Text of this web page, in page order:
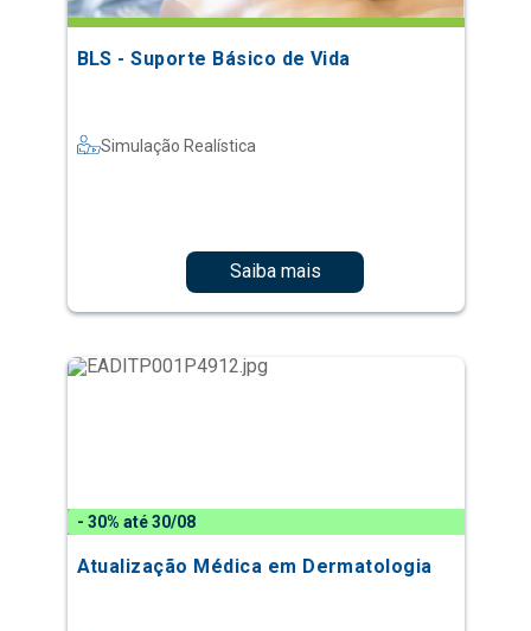
BLS - Suporte Básico de Vida
Simulação Realística
Saiba mais
- 30% até 30/08
Atualização Médica em Dermatologia